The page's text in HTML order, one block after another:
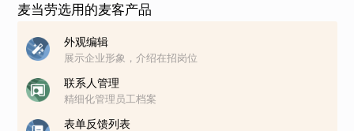
麦当劳选用的麦客产品
外观编辑
展示企业形象，介绍在招岗位
联系人管理
精细化管理员工档案
表单反馈列表